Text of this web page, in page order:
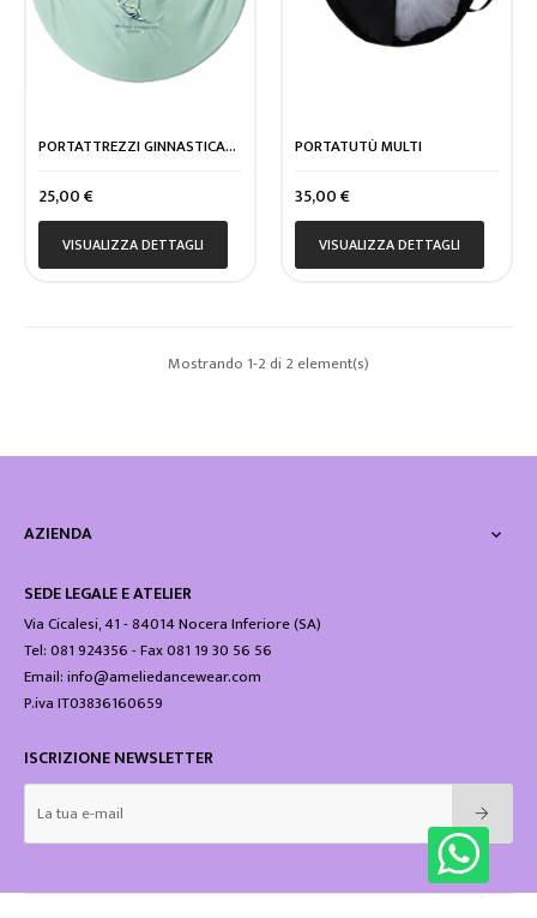
PORTATTREZZI GINNASTICA...
Prezzo
25,00 €
VISUALIZZA DETTAGLI
PORTATUTÙ MULTI
Prezzo
35,00 €
VISUALIZZA DETTAGLI
Mostrando 1-2 di 2 element(s)
AZIENDA 
SEDE LEGALE E ATELIER
Via Cicalesi, 41 - 84014 Nocera Inferiore (SA)
Tel: 081 924356 - Fax 081 19 30 56 56
Email: info@ameliedancewear.com
P.iva IT03836160659
ISCRIZIONE NEWSLETTER